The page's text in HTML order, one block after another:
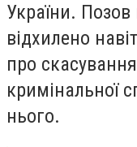
України. Позов
відхилено
про
кримінальної
нього.